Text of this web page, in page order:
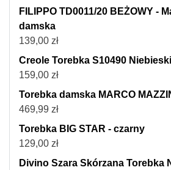
FILIPPO TD0011/20 BEŻOWY -
damska
139,00 zł
Creole Torebka S10490 Niebieski
159,00 zł
Torebka damska MARCO
469,99 zł
Torebka BIG STAR - czarny
129,00 zł
Divino Szara Skórzana Torebka